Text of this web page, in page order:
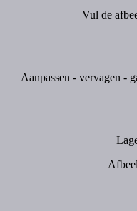
Vul de
Aanpassen - vervagen -